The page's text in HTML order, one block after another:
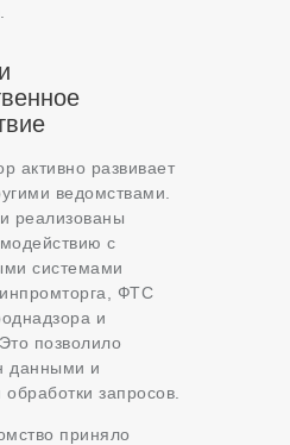
активно развивает
ведомствами.
реализованы
с
системами
ФТС
и
позволило
данными и
запросов.
приняло